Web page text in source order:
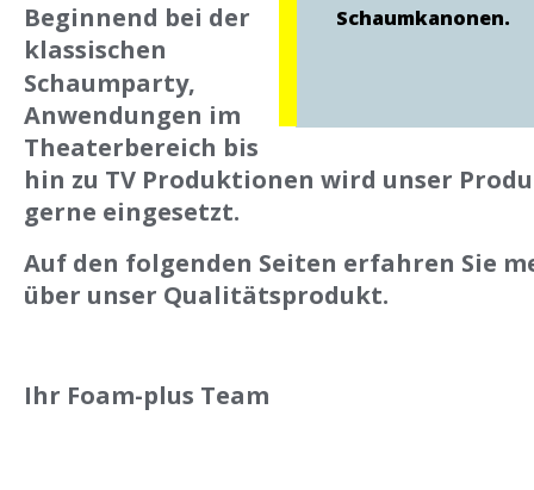
Beginnend bei der
klassischen
Schaumparty,
Anwendungen im
Theaterbereich bis
hin zu TV Produktionen wird unser
gerne eingesetzt.
Auf den folgenden Seiten erfahren Sie
über unser Qualitätsprodukt.
Ihr Foam-plus Team
Schaumkanonen.